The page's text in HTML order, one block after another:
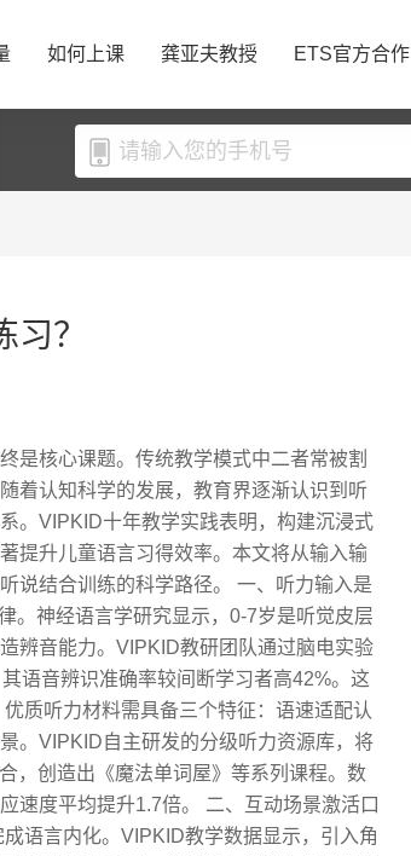
如何上课 龚亚夫教授 ETS官方合作
？
是核心课题。传统教学模式中二者常被割
着认知科学的发展，教育界逐渐认识到听
。VIPKID十年教学实践表明，构建沉浸式
提升儿童语言习得效率。本文将从输入输
说结合训练的科学路径。 一、听力输入是
。神经语言学研究显示，0-7岁是听觉皮层
辨音能力。VIPKID教研团队通过脑电实验
语音辨识准确率较间断学习者高42%。这
质听力材料需具备三个特征：语速适配认
。VIPKID自主研发的分级听力资源库，将
，创造出《魔法单词屋》等系列课程。数
速度平均提升1.7倍。 二、互动场景激活口
语言内化。VIPKID教学数据显示，引入角